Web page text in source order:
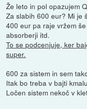
Že leto in pol opazujem
Za slabih 600 eur? Mi je
400 eur pa raje vržem
absorberji itd.
To se podcenjuje, ker
super.
600 za sistem in sem
Itak bo treba v bajti
Ločen sistem nekoč v